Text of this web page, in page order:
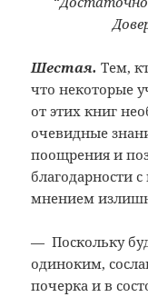
Шестая. Тем,
что некоторые
от этих книг
очевидные
поощрения и
благодарности
мнением
— Поскольку
одиноким,
почерка и в